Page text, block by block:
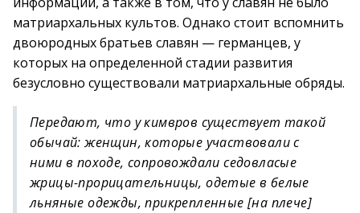
матриархальных культов. Однако стоит вспомнить
двоюродных братьев славян — германцев, у
которых на определенной стадии развития
безусловно существовали матриархальные обряды.
Передают, что у кимвров существует такой
обычай: женщин, которые участвовали с
ними в походе, сопровождали седовласые
жрицы-прорицательницы, одетые в белые
льняные одежды, прикрепленные [на плече]